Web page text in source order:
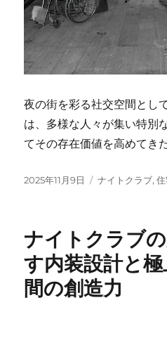
夜の街を彩る社交空間とし
は、多様な人々が集い特別
てその存在価値を高めてき
投
2025年11月9日
カ
ー
ナイトクラブ,
ナイトクラブ
す内装設計と
間の創造力